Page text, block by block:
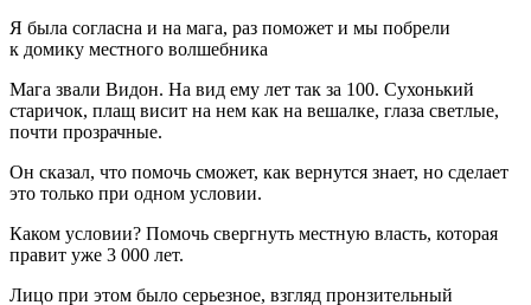
Я была согласна и на мага, раз поможет и мы побрели
к домику местного волшебника
Мага звали Видон. На вид ему лет так за 100. Сухонький
старичок, плащ висит на нем как на вешалке, глаза светлые,
почти прозрачные.
Он сказал, что помочь сможет, как вернутся знает, но сделает
это только при одном условии.
Каком условии? Помочь свергнуть местную власть, которая
правит уже 3 000 лет.
Лицо при этом было серьезное, взгляд пронзительный